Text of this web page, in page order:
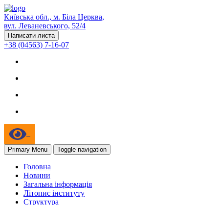
Київська обл., м. Біла Церква,
вул. Леваневського, 52/4
Написати листа
+38 (04563) 7-16-07
Primary Menu Toggle navigation
Головна
Новини
Загальна інформація
Літопис інституту
Структура